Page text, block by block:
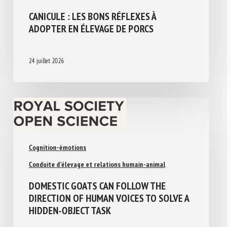
CANICULE : LES BONS RÉFLEXES À
ADOPTER EN ÉLEVAGE DE PORCS
24 juillet 2026
Cognition-émotions
Conduite d'élevage et relations humain-animal
DOMESTIC GOATS CAN FOLLOW THE
DIRECTION OF HUMAN VOICES TO SOLVE A
HIDDEN-OBJECT TASK